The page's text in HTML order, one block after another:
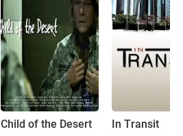
Child of the Desert In Transit